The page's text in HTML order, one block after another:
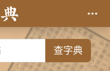
查字典